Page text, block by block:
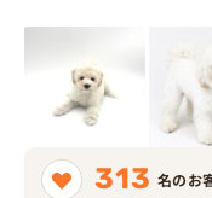
313 名のお